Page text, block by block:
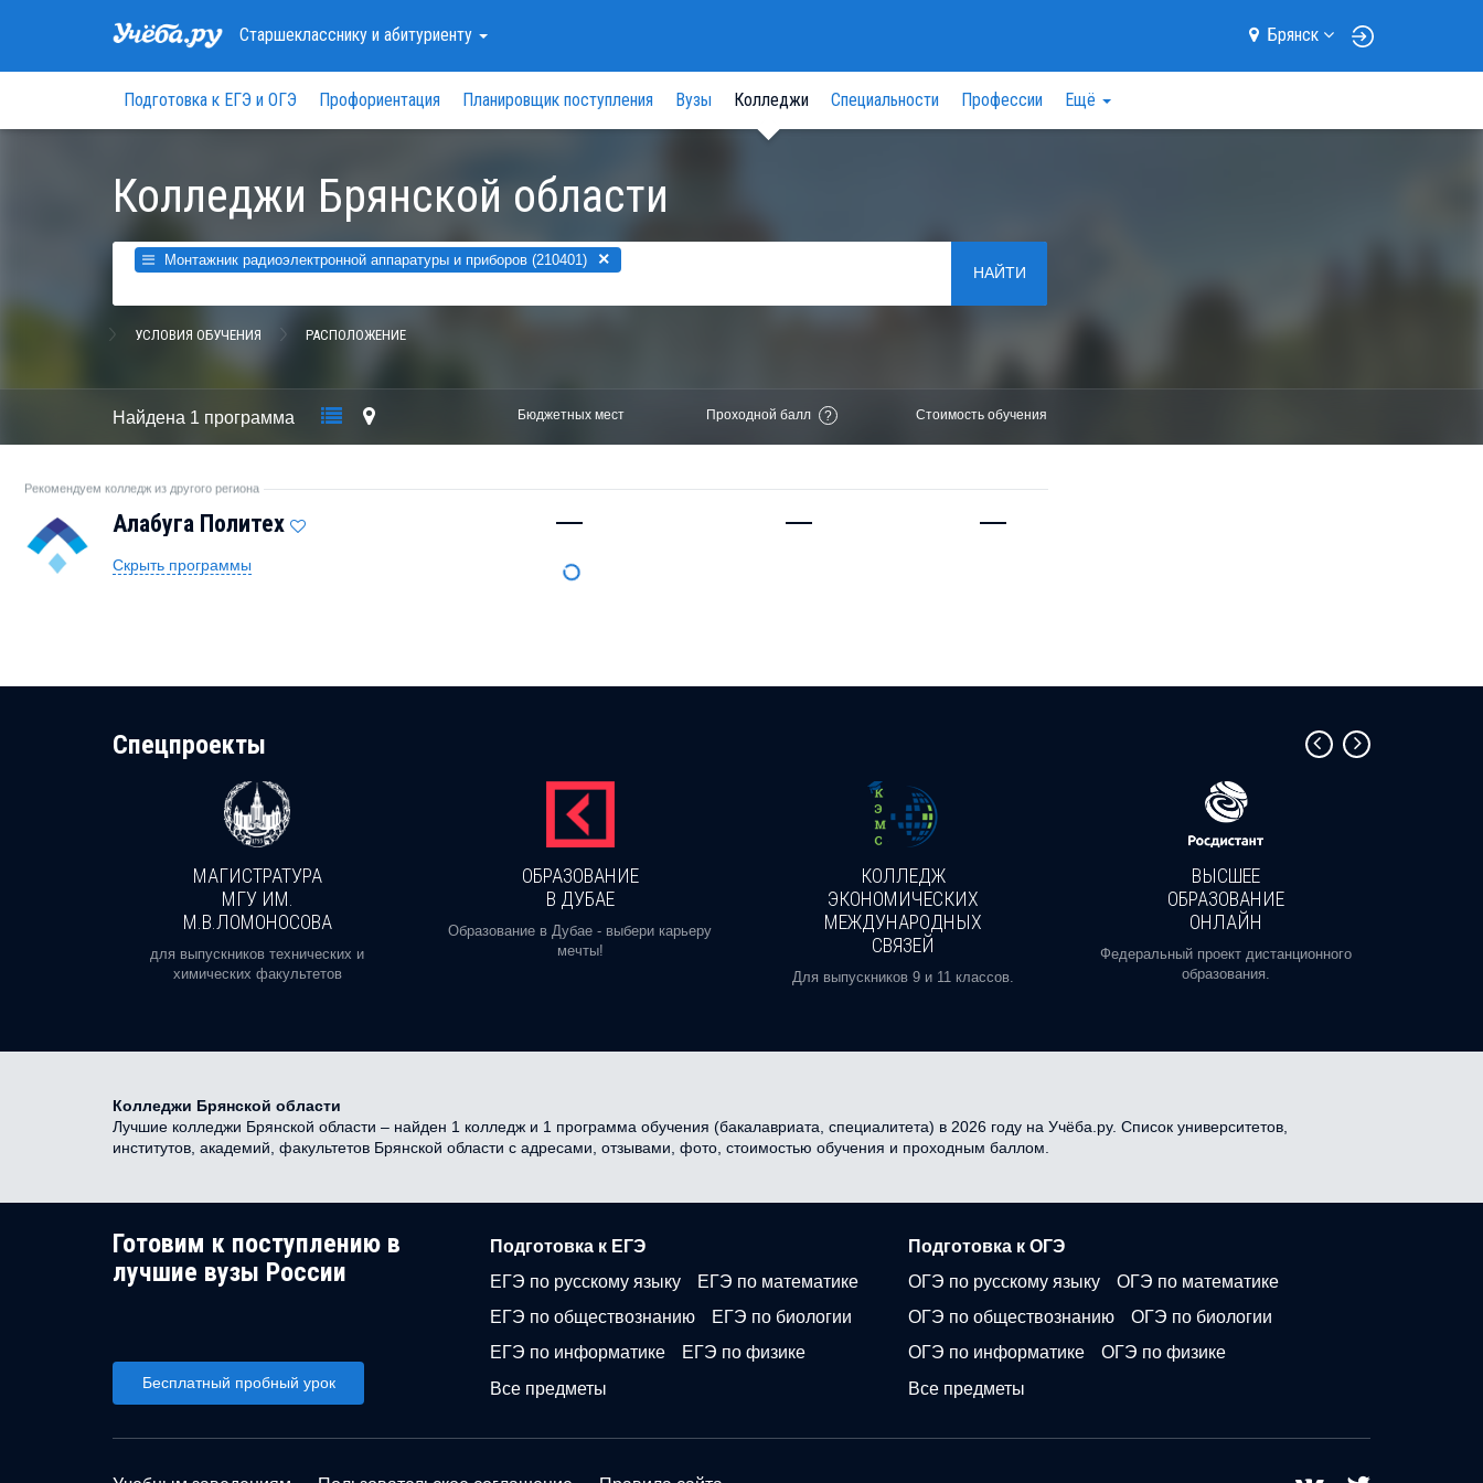
Старшеклассникуи абитуриенту Брянск
Подготовка к ЕГЭ и ОГЭ Профориентация Планировщик поступления Вузы Колледжи Специальности Профессии Ещё
Колледжи Брянской области
Монтажник радиоэлектронной аппаратуры и приборов (210401) ×
НАЙТИ
УСЛОВИЯ ОБУЧЕНИЯ РАСПОЛОЖЕНИЕ
Найдена 1 программа Бюджетных мест Проходной балл ? Стоимость обучения
Рекомендуем колледж из другого региона
Алабуга Политех — — —
Скрыть программы
Cпецпроекты
МАГИСТРАТУРА
МГУ ИМ.
М.В.ЛОМОНОСОВА
для выпускников технических и
химических факультетов
ОБРАЗОВАНИЕ
В ДУБАЕ
Образование в Дубае - выбери карьеру
мечты!
КОЛЛЕДЖ
ЭКОНОМИЧЕСКИХ
МЕЖДУНАРОДНЫХ
СВЯЗЕЙ
Для выпускников 9 и 11 классов.
ВЫСШЕЕ
ОБРАЗОВАНИЕ
ОНЛАЙН
Федеральный проект дистанционного
образования.
Колледжи Брянской области
Лучшие колледжи Брянской области – найден 1 колледж и 1 программа обучения (бакалавриата, специалитета) в 2026 году на Учёба.ру. Список университетов,
институтов, академий, факультетов Брянской области с адресами, отзывами, фото, стоимостью обучения и проходным баллом.
Готовим к поступлению в
лучшие вузы России
Бесплатный пробный урок
Подготовка к ЕГЭ
ЕГЭ по русскому языку
ЕГЭ по математике
ЕГЭ по обществознанию
ЕГЭ по биологии
ЕГЭ по информатике
ЕГЭ по физике
Все предметы
Подготовка к ОГЭ
ОГЭ по русскому языку
ОГЭ по математике
ОГЭ по обществознанию
ОГЭ по биологии
ОГЭ по информатике
ОГЭ по физике
Все предметы